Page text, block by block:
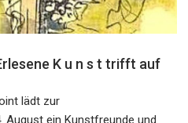
K u n s t trifft auf
lädt zur
ein Kunstfreunde und